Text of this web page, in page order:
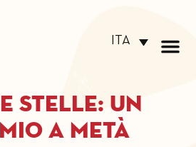
ITA
e stelle: un
a metà